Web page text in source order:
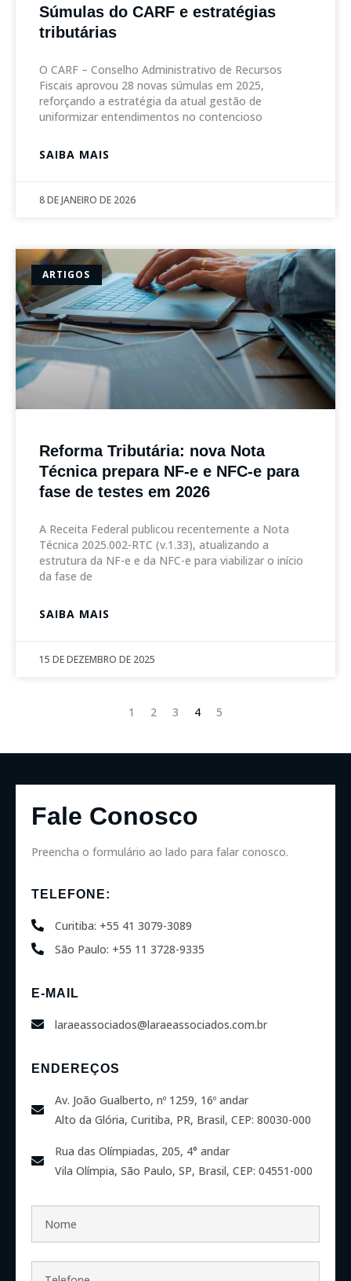
Súmulas do CARF e estratégias
tributárias
O CARF – Conselho Administrativo de Recursos
Fiscais aprovou 28 novas súmulas em 2025,
reforçando a estratégia da atual gestão de
uniformizar entendimentos no contencioso
SAIBA MAIS
8 DE JANEIRO DE 2026
ARTIGOS
Reforma Tributária: nova Nota
Técnica prepara NF-e e NFC-e para
fase de testes em 2026
A Receita Federal publicou recentemente a Nota
Técnica 2025.002-RTC (v.1.33), atualizando a
estrutura da NF-e e da NFC-e para viabilizar o início
da fase de
SAIBA MAIS
15 DE DEZEMBRO DE 2025
1 2 3 4 5
Fale Conosco
Preencha o formulário ao lado para falar conosco.
TELEFONE:
Curitiba: +55 41 3079-3089
São Paulo: +55 11 3728-9335
E-MAIL
laraeassociados@laraeassociados.com.br
ENDEREÇOS
Av. João Gualberto, nº 1259, 16º andar
Alto da Glória, Curitiba, PR, Brasil, CEP: 80030-000
Rua das Olímpiadas, 205, 4° andar
Vila Olímpia, São Paulo, SP, Brasil, CEP: 04551-000